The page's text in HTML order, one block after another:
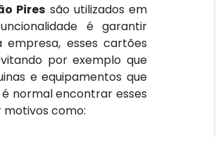
Pires são utilizados em
é garantir
esses cartões
por exemplo que
e equipamentos que
normal encontrar esses
como: